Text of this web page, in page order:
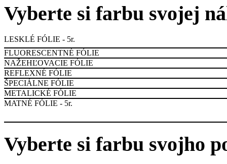
Vyberte si farbu svojej
LESKLÉ FÓLIE - 5r.
FLUORESCENTNÉ FÓLIE
NAŽEHĽOVACIE FÓLIE
REFLEXNÉ FÓLIE
ŠPECIÁLNE FÓLIE
METALICKÉ FÓLIE
MATNÉ FÓLIE - 5r.
Vyberte si farbu svojho